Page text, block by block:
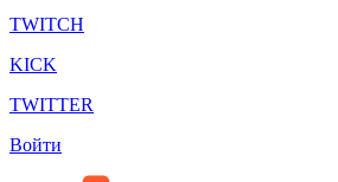
TWITCH
KICK
TWITTER
Войти